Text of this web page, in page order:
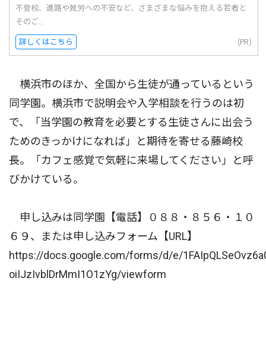
不登校、進路や就労への不安など、さまざまな悩みを抱える若者と
そのご...
詳しくはこちら (PR)
横浜市のほか、全国から生徒が通っているという
同学園。横浜市で説明会や入学相談を行うのは初
で、「当学園の教育を必要とする生徒さんに出会う
ためのきっかけになれば」と期待を寄せる藤崎校
長。「カフェ感覚で気軽に来場してください」と呼
びかけている。
申し込みは同学園【電話】０８８・８５６・１０
６９、または申し込みフォーム【URL】
https://docs.google.com/forms/d/e/
oiIJzIvblDrMmI1O1zYg/viewform